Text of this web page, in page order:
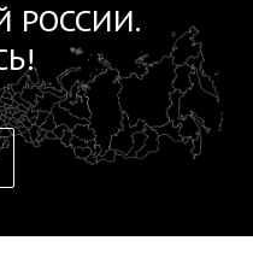
РОССИИ.